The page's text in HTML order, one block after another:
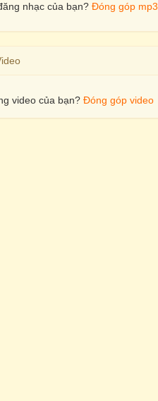
nhạc của bạn? Đóng góp mp3
video của bạn? Đóng góp video